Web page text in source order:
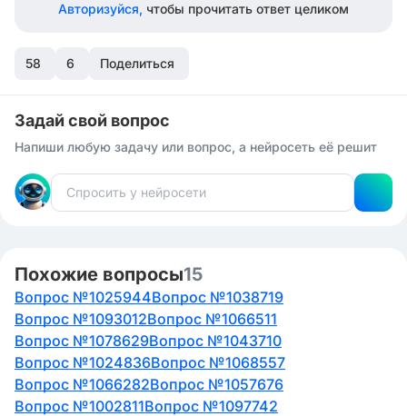
Авторизуйся, чтобы прочитать ответ целиком
58 6 Поделиться
Задай свой вопрос
Напиши любую задачу или вопрос, а нейросеть её решит
Похожие вопросы15
Вопрос №1025944Вопрос №1038719
Вопрос №1093012Вопрос №1066511
Вопрос №1078629Вопрос №1043710
Вопрос №1024836Вопрос №1068557
Вопрос №1066282Вопрос №1057676
Вопрос №1002811Вопрос №1097742